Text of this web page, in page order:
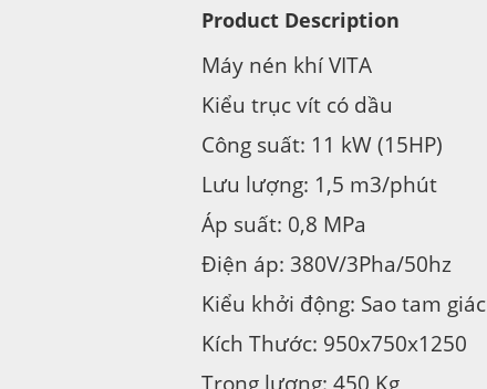
Product Description
Máy nén khí VITA
Kiểu trục vít có dầu
Công suất: 11 kW (15HP)
Lưu lượng: 1,5 m3/phút
Áp suất: 0,8 MPa
Điện áp: 380V/3Pha/50hz
Kiểu khởi động: Sao tam giác
Kích Thước: 950x750x1250
Trọng lượng: 450 Kg